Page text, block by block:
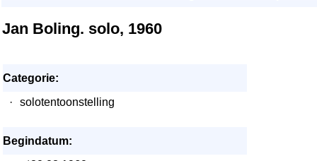
Jan Boling. solo, 1960
Categorie:
·
solotentoonstelling
Begindatum: